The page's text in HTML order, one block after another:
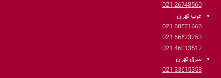
26748560 021
غرب تهران
88571660 021
66523253 021
46013512 021
شرق تهران
33615358 021